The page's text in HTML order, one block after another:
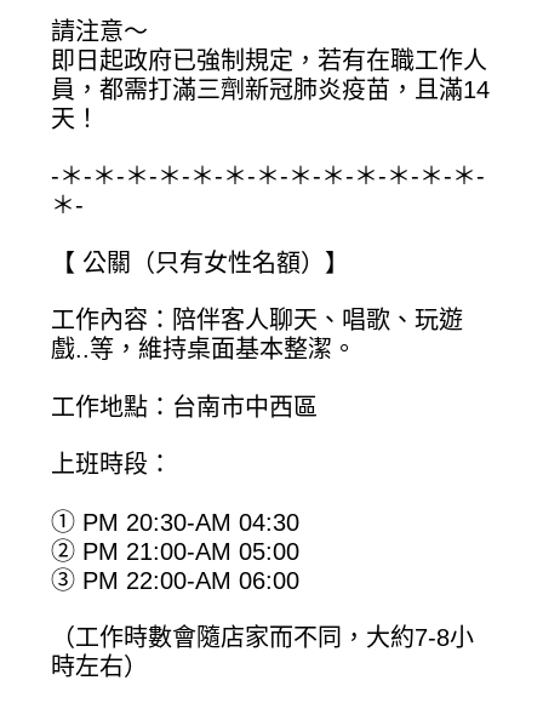
請注意～
即日起政府已強制規定，若有在職工作人
員，都需打滿三劑新冠肺炎疫苗，且滿14
天！
-＊-＊-＊-＊-＊-＊-＊-＊-＊-＊-＊-＊-＊-
＊-
【 公關（只有女性名額）】
工作內容：陪伴客人聊天、唱歌、玩遊
戲..等，維持桌面基本整潔。
工作地點：台南市中西區
上班時段：
① PM 20:30-AM 04:30
② PM 21:00-AM 05:00
③ PM 22:00-AM 06:00
（工作時數會隨店家而不同，大約7-8小
時左右）